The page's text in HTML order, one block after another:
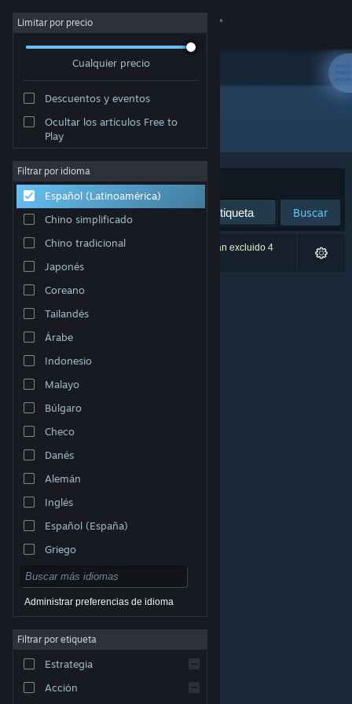
Iniciar sesión
Acerca de
Soporte
Cambiar idioma
Obtener la aplicación de Steam Mobile
Ver versión clásica
© Valve Corporation. Todos los derechos reservados.
Todas las marcas registradas pertenecen a sus
de Privacidad|Información legal
Acuerdo de Suscriptor a Steam
Cookies
Limitar por precio
Cualquier precio
Descuentos y eventos
Ocultar los artículos Free to
Play
Filtrar por idioma
Español (Latinoamérica)
Chino simplificado
Chino tradicional
Japonés
Coreano
Tailandés
Árabe
Indonesio
Malayo
Búlgaro
Checo
Danés
Alemán
Inglés
Español (España)
Griego
Administrar preferencias de idioma
Filtrar por etiqueta
Estrategia
Acción
Editor: Spawn Digital
Ordenar por Relevancia
Buscar
0 resultado(s) coinciden con la búsqueda. Se han excluido 4
títulos según tus preferencias.